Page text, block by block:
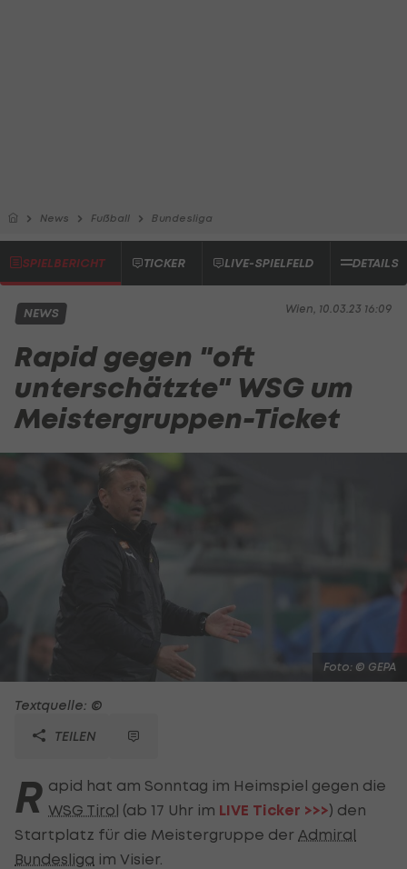
News Fußball Bundesliga
SPIELBERICHT TICKER LIVE-SPIELFELD DETAILS
Wien, 10.03.23 16:09
NEWS
Rapid gegen "oft
unterschätzte" WSG um
Meistergruppen-Ticket
Foto: © GEPA
Textquelle: ©
TEILEN
R apid hat am Sonntag im Heimspiel gegen die
WSG Tirol (ab 17 Uhr im LIVE Ticker >>>) den
Startplatz für die Meistergruppe der Admiral
Bundesliga im Visier.